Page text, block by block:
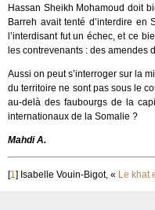
Hassan Sheikh Mohamoud doit
Barreh avait tenté d’interdire
l’interdisant fut un échec, et ce
les contrevenants : des amendes
Aussi on peut s’interroger sur la
du territoire ne sont pas sous le
au-delà des faubourgs de la
internationaux de la Somalie ?
Mahdi A.
[1] Isabelle Vouin-Bigot, « Le khat